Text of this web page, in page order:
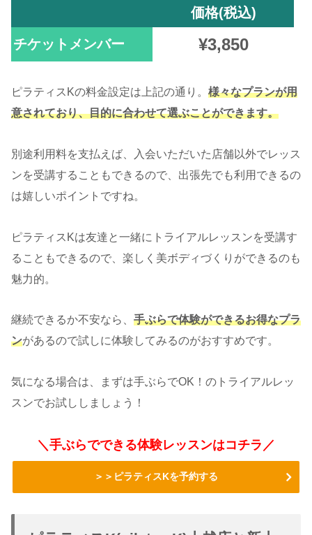
価格(税込)
チケットメンバー ¥3,850
ピラティスKの料金設定は上記の通り。 様々なプランが用
意されており、目的に合わせて選ぶことができます。
別途利用料を支払えば、入会いただいた店舗以外でレッス
ンを受講することもできるので、出張先でも利用できるの
は嬉しいポイントですね。
ピラティスKは友達と一緒にトライアルレッスンを受講す
ることもできるので、楽しく美ボディづくりができるのも
魅力的。
継続できるか不安なら、 手ぶらで体験ができるお得なプラ
ンがあるので試しに体験してみるのがおすすめです。
気になる場合は、まずは手ぶらでOK！のトライアルレッ
スンでお試ししましょう！
＼手ぶらでできる体験レッスンはコチラ／
＞＞ピラティスKを予約する